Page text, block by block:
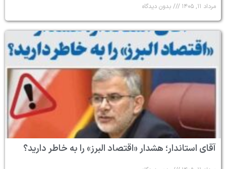
مرداد ۱۱, ۱۴۰۵ بدون دیدگاه
آقای استاندار؛ هشدار «اقتصاد البرز» را به خاطر دارید؟